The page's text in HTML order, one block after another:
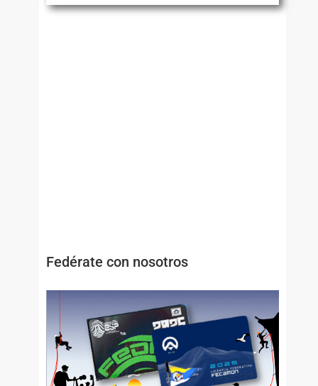
Fedérate con nosotros